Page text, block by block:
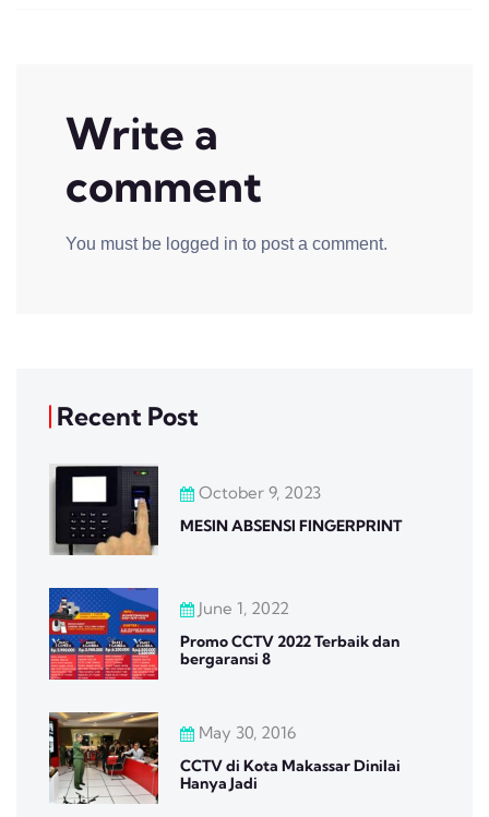
Write a
comment
You must be logged in to post a comment.
Recent Post
October 9, 2023
MESIN ABSENSI FINGERPRINT
June 1, 2022
Promo CCTV 2022 Terbaik dan
bergaransi 8
May 30, 2016
CCTV di Kota Makassar Dinilai
Hanya Jadi